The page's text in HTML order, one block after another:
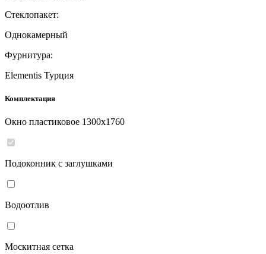
Стеклопакет:
Однокамерный
Фурнитура:
Elementis Турция
Комплектация
Окно пластиковое 1300x1760
Подоконник с заглушками
Водоотлив
Москитная сетка